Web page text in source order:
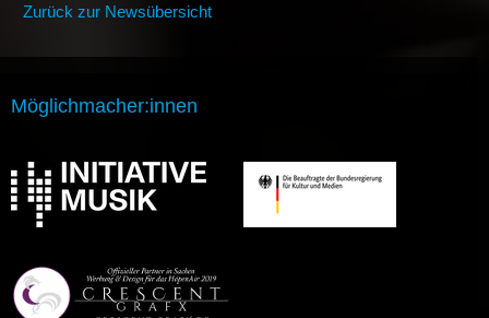
Zurück zur Newsübersicht
Möglichmacher:innen